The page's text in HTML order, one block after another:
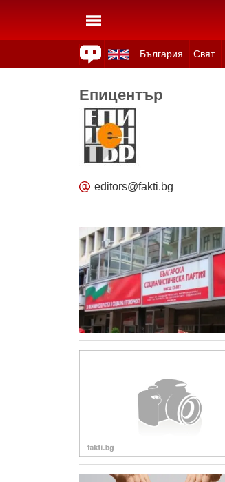
България Свят
Епицентър
editors@fakti.bg